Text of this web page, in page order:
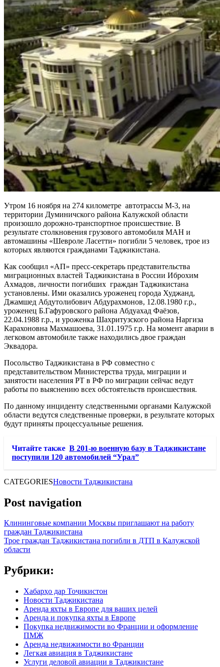
Утром 16 ноября на 274 километре автотрассы М-3, на
территории Думиничского района Калужской области
произошло дорожно-транспортное происшествие. В
результате столкновения грузового автомобиля МАН и
автомашины «Шевроле Ласетти» погибли 5 человек, трое из
которых являются гражданами Таджикистана.
Как сообщил «АП» пресс-секретарь представительства
миграционных властей Таджикистана в России Иброхим
Ахмадов, личности погибших граждан Таджикистана
установлены. Ими оказались уроженец города Худжанд,
Джамшед Абдутолибович Абдурахмонов, 12.08.1980 г.р.,
уроженец Б.Гафуровского района Абдуахад Фаёзов,
22.04.1988 г.р., и уроженка Шахритузского района Наргиза
Карахоновна Махмашоева, 31.01.1975 г.р. На момент аварии в
легковом автомобиле также находились двое граждан
Эквадора.
Посольство Таджикистана в РФ совместно с
представительством Министерства труда, миграции и
занятости населения РТ в РФ по миграции сейчас ведут
работы по выяснению всех обстоятельств происшествия.
По данному инциденту следственными органами Калужской
области ведутся следственные проверки, в результате которых
будут приняты процессуальные решения.
Читайте также В 201-ю военную базу в Таджикистане
поступили 120 автомобилей “Урал”
CATEGORIESНовости Таджикистана
Post navigation
Клининговые компании Москвы приглашают на работу
граждан Таджикистана
Трое граждан Таджикистана погибли в ДТП в Калужской
области
Рубрики:
Хабарҳо дар Тоҷикистон
Новости Таджикистана
Аренда яхты в Европе для ваших целей
Аренда и покупка яхты в Европе
Покупка недвижимости во Франции и оформление
ПМЖ
Аренда недвижимости во Франции
Легкая авиация в Таджикистане
Услуги деловой авиации в Таджикистане